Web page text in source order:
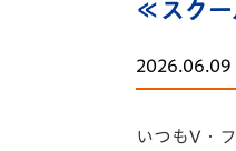
選手
ス
≪スクー
2026.06.09
いつもV・